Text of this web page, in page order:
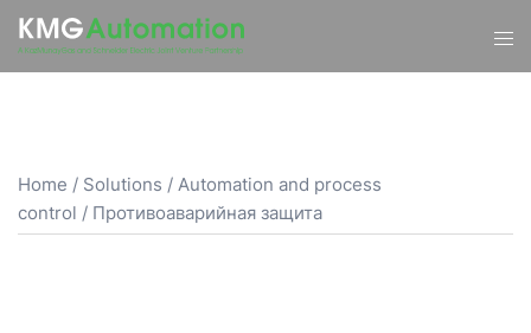
Skip
content
Home / Solutions / Automation and process
control / Противоаварийная защита